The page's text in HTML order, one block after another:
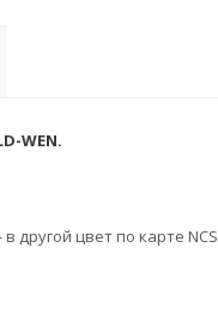
WEN.
другой цвет по карте NCS